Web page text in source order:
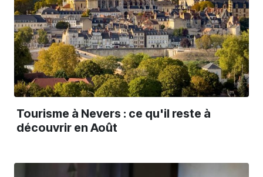
Tourisme à Nevers : ce qu'il reste à
découvrir en Août